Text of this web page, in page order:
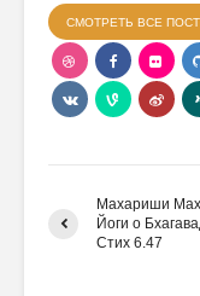
СМОТРЕТЬ ВСЕ
Махариши
Йоги о
Стих 6.47